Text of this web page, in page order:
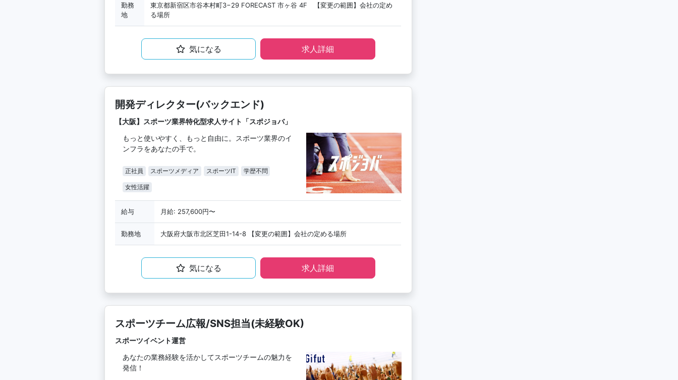
勤務
地
東京都新宿区市谷本村町3−29 FORECAST 市ヶ谷 4F 【変更の範囲】会社の定め
る場所
気になる 求人詳細
開発ディレクター(バックエンド)
【大阪】スポーツ業界特化型求人サイト「スポジョバ」
もっと使いやすく、もっと自由に。スポーツ業界のイ
ンフラをあなたの手で。
正社員 スポーツメディア スポーツIT 学歴不問
女性活躍
給与 月給: 257,600円〜
勤務地 大阪府大阪市北区芝田1-14-8 【変更の範囲】会社の定める場所
気になる 求人詳細
スポーツチーム広報/SNS担当(未経験OK)
スポーツイベント運営
あなたの業務経験を活かしてスポーツチームの魅力を
発信！